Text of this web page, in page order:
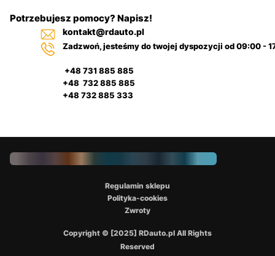
Potrzebujesz pomocy? Napisz!
kontakt@rdauto.pl
Zadzwoń, jesteśmy do twojej dyspozycji od 09:00 -
+48 731 885 885
+48 732 885 885
+48 732 885 333
Copyright © [2025] RDauto.pl All Rights
Reserved
Regulamin sklepu
Polityka-cookies
Zwroty